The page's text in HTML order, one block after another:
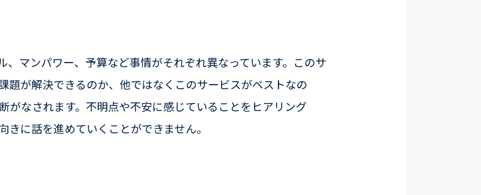
、マンパワー、予算など事情がそれぞれ異なっています。このサ
題が解決できるのか、他ではなくこのサービスがベストなの
がなされます。不明点や不安に感じていることをヒアリング
に話を進めていくことができません。